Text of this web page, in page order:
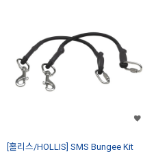
[홀리스/HOLLIS] SMS Bungee Kit